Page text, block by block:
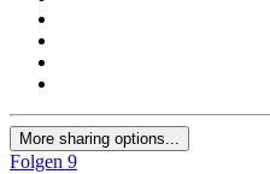
More sharing options...
Folgen 9